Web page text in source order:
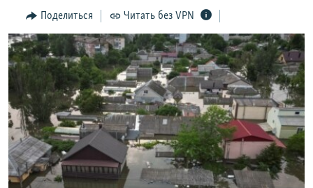
Вернутся
поиску
ИНТЕРАКТИВ
ИНФОГРАФИКА
ТЕЛЕПРОЕКТ КРЫМ.РЕАЛИИ
СОВЕТЫ ПРАВОЗАЩИТНИКОВ
ПРОПАВШИЕ БЕЗ ВЕСТИ
ПОБЕДИТЕЛЕЙ НЕ СУДЯТ?
КРЫМ.НЕПОКОРЕННЫЙ
РАДІО СВОБОДА
КАК ОБОЙТИ БЛОКИРОВКУ
Українською
Qırımtatar
ПРИСОЕДИНЯЙТЕСЬ!
Поделиться Читать без VPN